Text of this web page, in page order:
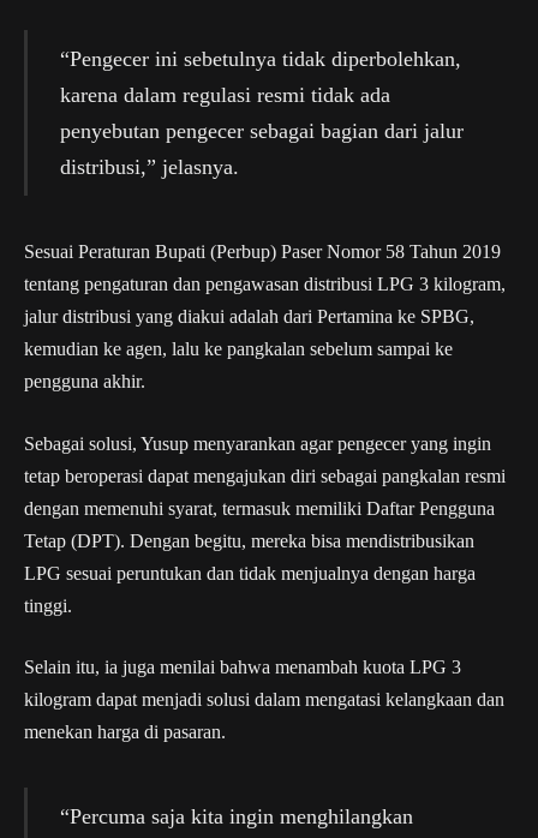
“Pengecer ini sebetulnya tidak diperbolehkan,
karena dalam regulasi resmi tidak ada
penyebutan pengecer sebagai bagian dari jalur
distribusi,” jelasnya.
Sesuai Peraturan Bupati (Perbup) Paser Nomor 58 Tahun 2019
tentang pengaturan dan pengawasan distribusi LPG 3 kilogram,
jalur distribusi yang diakui adalah dari Pertamina ke SPBG,
kemudian ke agen, lalu ke pangkalan sebelum sampai ke
pengguna akhir.
Sebagai solusi, Yusup menyarankan agar pengecer yang ingin
tetap beroperasi dapat mengajukan diri sebagai pangkalan resmi
dengan memenuhi syarat, termasuk memiliki Daftar Pengguna
Tetap (DPT). Dengan begitu, mereka bisa mendistribusikan
LPG sesuai peruntukan dan tidak menjualnya dengan harga
tinggi.
Selain itu, ia juga menilai bahwa menambah kuota LPG 3
kilogram dapat menjadi solusi dalam mengatasi kelangkaan dan
menekan harga di pasaran.
“Percuma saja kita ingin menghilangkan